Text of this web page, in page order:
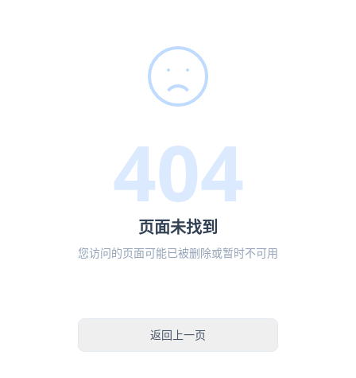
404
页面未找到
您访问的页面可能已被删除或暂时不可用
返回上一页